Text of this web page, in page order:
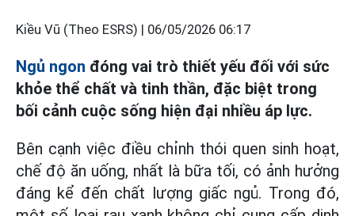
Kiều Vũ (Theo ESRS) | 06/05/2026 06:17
Ngủ ngon đóng vai trò thiết yếu đối với sức
khỏe thể chất và tinh thần, đặc biệt trong
bối cảnh cuộc sống hiện đại nhiều áp lực.
Bên cạnh việc điều chỉnh thói quen sinh hoạt,
chế độ ăn uống, nhất là bữa tối, có ảnh hưởng
đáng kể đến chất lượng giấc ngủ. Trong đó,